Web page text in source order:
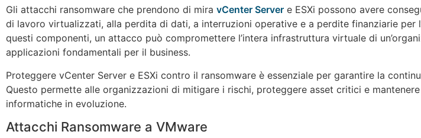
Gli attacchi ransomware che prendono di mira vCenter Server e ESXi possono avere
di lavoro virtualizzati, alla perdita di dati, a interruzioni operative e a perdite finanziarie
questi componenti, un attacco può compromettere l’intera infrastruttura virtuale di
applicazioni fondamentali per il business.
Proteggere vCenter Server e ESXi contro il ransomware è essenziale per garantire la
Questo permette alle organizzazioni di mitigare i rischi, proteggere asset critici e
informatiche in evoluzione.
Attacchi Ransomware a VMware